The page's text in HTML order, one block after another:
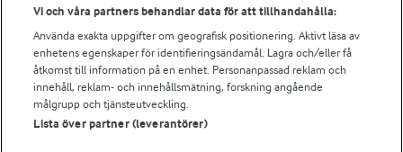
© 2026 Arla Foods
Vi och våra partners behandlar data för att tillhandahålla:
Använda exakta uppgifter om geografisk positionering. Aktivt läsa av
enhetens egenskaper för identifieringsändamål. Lagra och/eller få
åtkomst till information på en enhet. Personanpassad reklam och
innehåll, reklam- och innehållsmätning, forskning angående
målgrupp och tjänsteutveckling.
Lista över partner (leverantörer)